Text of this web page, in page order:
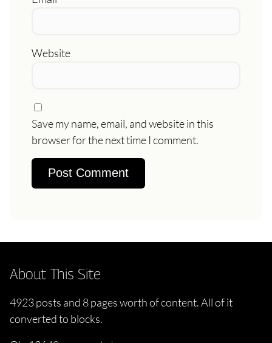
Website
Save my name, email, and website in this
browser for the next time I comment.
About This Site
4923 posts and 8 pages worth of content. All of it
converted to blocks.